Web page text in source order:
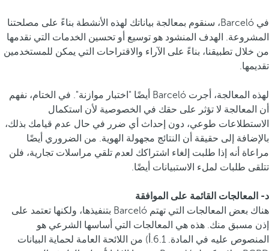
في Barceló، سنقوم بمعالجة بياناتك لهذه الأنشطة بناءً على مصلحتنا
المشروعة. الهدف المنشود هو توسيع أو تحسين الخدمات التي نقدمها
من خلال تطبيقنا، بناءً على الآراء والاقتراحات التي يمكن للمستخدمين
تقديمها.
لهذه المعالجة، أجرت Barceló أيضًا "اختبار موازنة". في الختام، نفهم
أن المعالجة لا تؤثر على حقك في الخصوصية لأن استكمال
الاستطلاعات طوعي، دون إحداث أي ضرر في حال عدم قيامك بذلك،
بالإضافة إلى حقيقة أن النتائج مجهولة الهوية. من الضروري أيضًا
مراعاة أنه إذا طلبت إلغاء اشتراكك لعدم تلقي مراسلات تجارية، فلن
تتلقى طلبات لملء الاستبيانات أيضًا.
د- المعالجات القائمة على الموافقة
هناك بعض المعالجات التي تهتم Barceló بتنفيذها، ولكنها تعتمد على
إذن مسبق منك. هذه هي المعالجات التي أساسها الشرعي هو
المنصوص عليه في المادة. 6.1.أ) من اللائحة العامة لحماية البيانات